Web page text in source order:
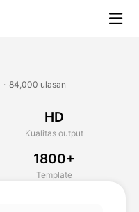
· 84,000 ulasan
HD
Kualitas output
1800+
Template